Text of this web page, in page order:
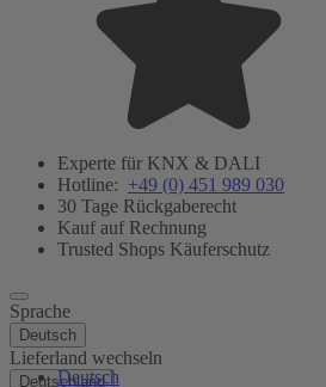
Experte für KNX & DALI
Hotline: +49 (0) 451 989 030
30 Tage Rückgaberecht
Kauf auf Rechnung
Trusted Shops Käuferschutz
Sprache
Deutsch
Deutsch
Lieferland wechseln
Deutschland